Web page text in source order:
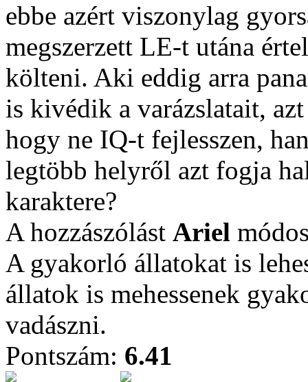
ebbe azért viszonylag
megszerzett LE-t utána
költeni. Aki eddig arra
is kivédik a varázslatait,
hogy ne IQ-t fejlesszen,
legtöbb helyről azt fogja
karaktere?
A hozzászólást Ariel
A gyakorló állatokat is
állatok is mehessenek
vadászni.
Pontszám: 6.41